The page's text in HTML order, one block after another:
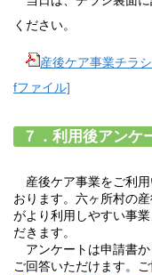
ください。
産後ケア事業チラ
fファイル]
７．利用後アンケ
産後ケア事業をご利
おります。六ヶ所村の
がより利用しやすい事
だきます。
アンケートは申請書か
ご回答いただけます。